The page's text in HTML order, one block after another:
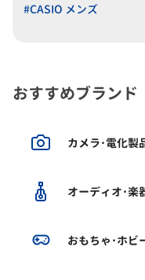
#CASIO メンズ
おすすめブランド
カメラ･電化製
オーディオ･楽
おもちゃ･ホビ